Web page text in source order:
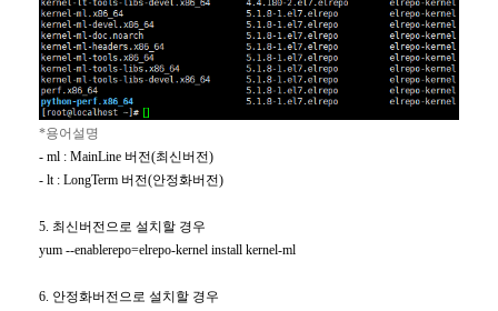
*용어설명
- ml : MainLine 버전(최신버전)
- lt : LongTerm 버전(안정화버전)
5. 최신버전으로 설치할 경우
yum --enablerepo=elrepo-kernel install kernel-ml
6. 안정화버전으로 설치할 경우